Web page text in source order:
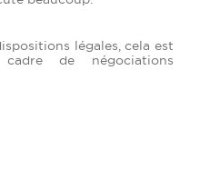
légales, cela est
de négociations